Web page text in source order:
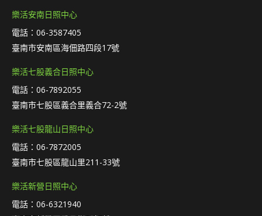
樂活安南日照中心
電話：06-3587405
臺南市安南區海佃路四段17號
樂活七股義合日照中心
電話：06-7892055
臺南市七股區義合里義合72-2號
樂活七股龍山日照中心
電話：06-7872005
臺南市七股區龍山里211-33號
樂活新營日照中心
電話：06-6321940